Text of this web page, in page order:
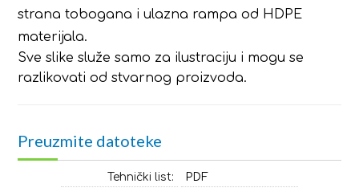
strana tobogana i ulazna rampa od HDPE
materijala.
Sve slike služe samo za ilustraciju i mogu se
razlikovati od stvarnog proizvoda.
Preuzmite datoteke
Tehnički list: PDF